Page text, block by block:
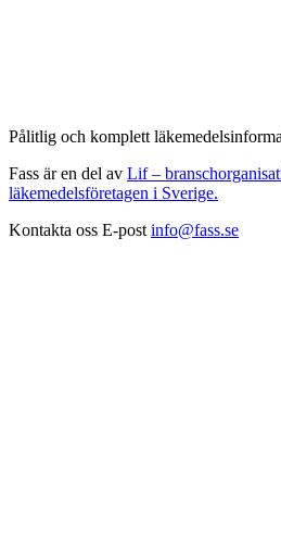
Pålitlig och komplett
Fass är en del av Lif –
läkemedelsföretagen i Sverige.
Kontakta oss E-post info@fass.se